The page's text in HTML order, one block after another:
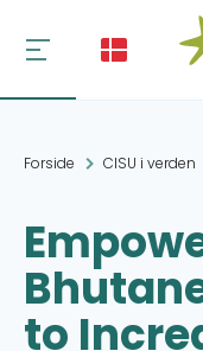
Forside CISU i verden
to